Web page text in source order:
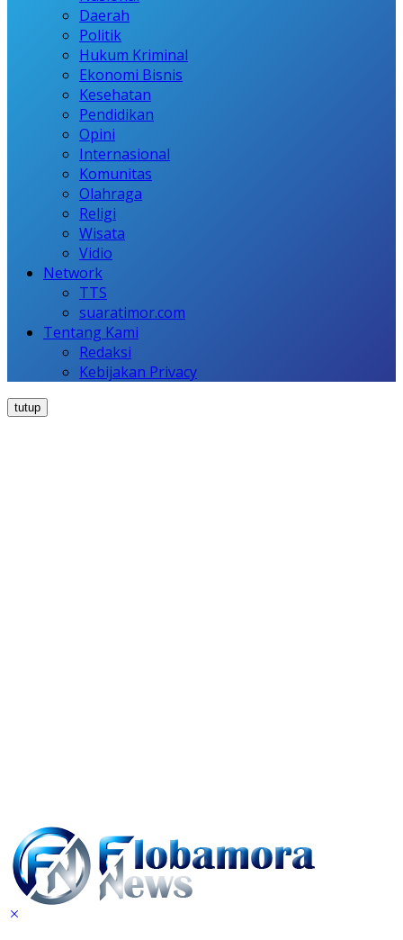
Daerah
Politik
Hukum Kriminal
Ekonomi Bisnis
Kesehatan
Pendidikan
Opini
Internasional
Komunitas
Olahraga
Religi
Wisata
Vidio
Network
TTS
suaratimor.com
Tentang Kami
Redaksi
Kebijakan Privacy
tutup